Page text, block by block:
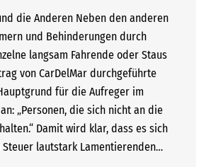
die Anderen Neben den anderen
und Behinderungen durch
langsam Fahrende oder Staus
von CarDelMar durchgeführte
für die Aufreger im
„Personen, die sich nicht an die
Damit wird klar, dass es sich
lautstark Lamentierenden…